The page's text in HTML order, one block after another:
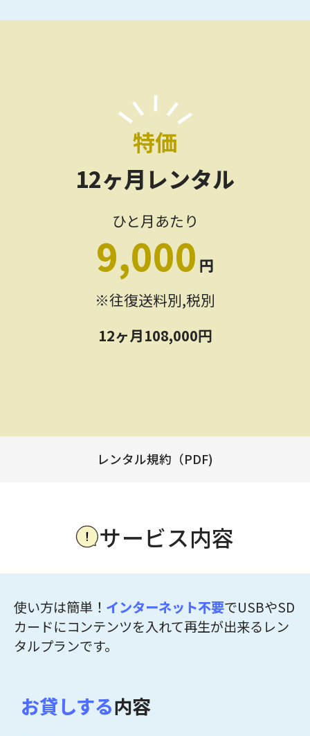
特価
12ヶ月レンタル
ひと月あたり
9,000 円
※往復送料別,税別
12ヶ月108,000円
レンタル規約（PDF)
サービス内容
使い方は簡単！ インターネット不要でUSBやSD
カードにコンテンツを入れて再生が出来るレン
タルプランです。
お貸しする内容